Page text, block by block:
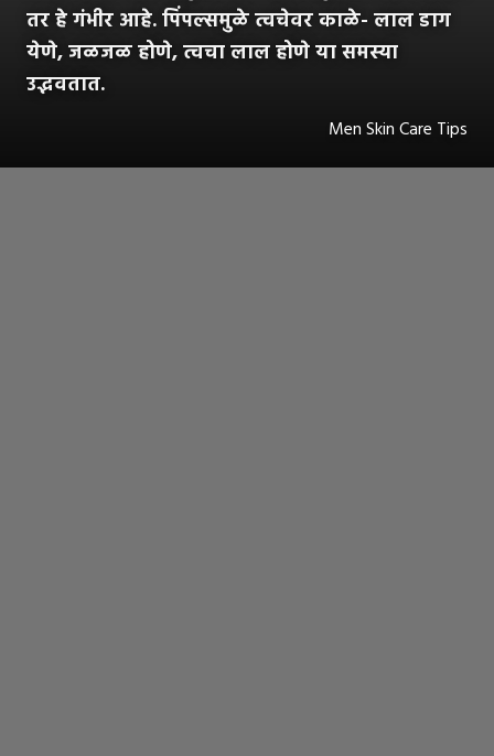
तर हे गंभीर आहे. पिंपल्समुळे त्वचेवर काळे- लाल डाग
येणे, जळजळ होणे, त्वचा लाल होणे या समस्या
उद्भवतात.
Men Skin Care Tips